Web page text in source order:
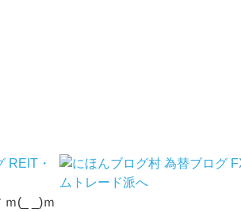
ｍ(_ _)ｍ